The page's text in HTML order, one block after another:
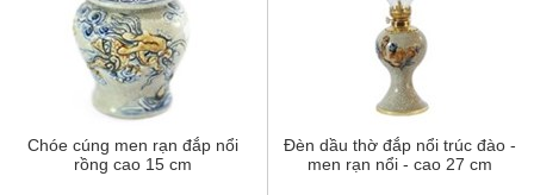
Chóe cúng men rạn đắp nổi
rồng cao 15 cm
Đèn dầu thờ đắp nổi trúc đào -
men rạn nổi - cao 27 cm